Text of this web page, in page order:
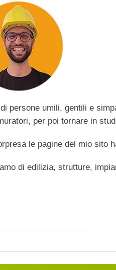
persone umili, gentili e
per poi tornare in
le pagine del mio sito
di edilizia, strutture,